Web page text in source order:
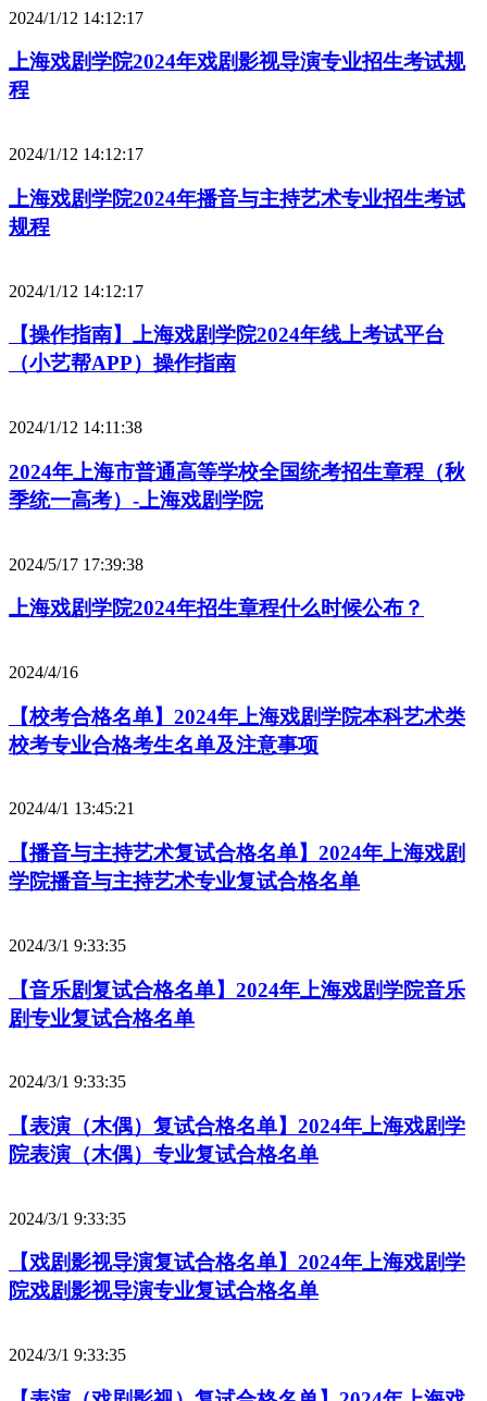
2024/1/12 14:12:17
上海戏剧学院2024年戏剧影视导演专业招生考试规
程
2024/1/12 14:12:17
上海戏剧学院2024年播音与主持艺术专业招生考试
规程
2024/1/12 14:12:17
【操作指南】上海戏剧学院2024年线上考试平台
（小艺帮APP）操作指南
2024/1/12 14:11:38
2024年上海市普通高等学校全国统考招生章程（秋
季统一高考）-上海戏剧学院
2024/5/17 17:39:38
上海戏剧学院2024年招生章程什么时候公布？
2024/4/16
【校考合格名单】2024年上海戏剧学院本科艺术类
校考专业合格考生名单及注意事项
2024/4/1 13:45:21
【播音与主持艺术复试合格名单】2024年上海戏剧
学院播音与主持艺术专业复试合格名单
2024/3/1 9:33:35
【音乐剧复试合格名单】2024年上海戏剧学院音乐
剧专业复试合格名单
2024/3/1 9:33:35
【表演（木偶）复试合格名单】2024年上海戏剧学
院表演（木偶）专业复试合格名单
2024/3/1 9:33:35
【戏剧影视导演复试合格名单】2024年上海戏剧学
院戏剧影视导演专业复试合格名单
2024/3/1 9:33:35